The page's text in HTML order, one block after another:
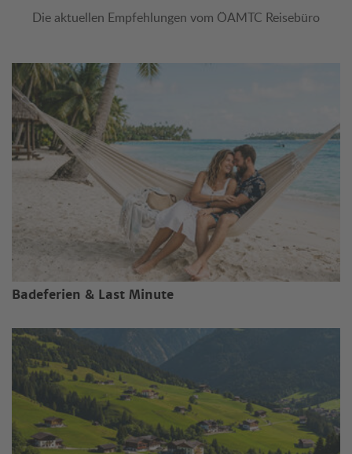
Die aktuellen Empfehlungen vom ÖAMTC Reisebüro
Badeferien & Last Minute